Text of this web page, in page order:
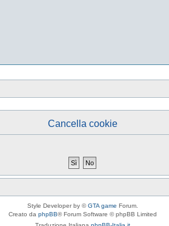
Cancella cookie
Style Developer by ©GTA game Forum.
Creato da phpBB® Forum Software © phpBB Limited